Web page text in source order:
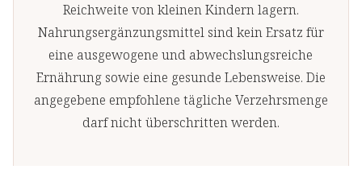
Reichweite von kleinen Kindern lagern.
Nahrungsergänzungsmittel sind kein Ersatz für
eine ausgewogene und abwechslungsreiche
Ernährung sowie eine gesunde Lebensweise. Die
angegebene empfohlene tägliche Verzehrsmenge
darf nicht überschritten werden.